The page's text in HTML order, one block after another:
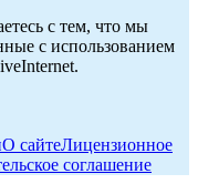
с тем, что мы
с использованием
О сайтеЛицензионное
соглашение